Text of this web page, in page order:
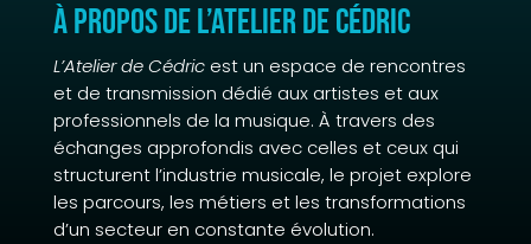
À propos de L’Atelier de Cédric
L’Atelier de Cédricest un espace de rencontres
et de transmission dédié aux artistes et aux
professionnels de la musique. À travers des
échanges approfondis avec celles et ceux qui
structurent l’industrie musicale, le projet explore
les parcours, les métiers et les transformations
d’un secteur en constante évolution.